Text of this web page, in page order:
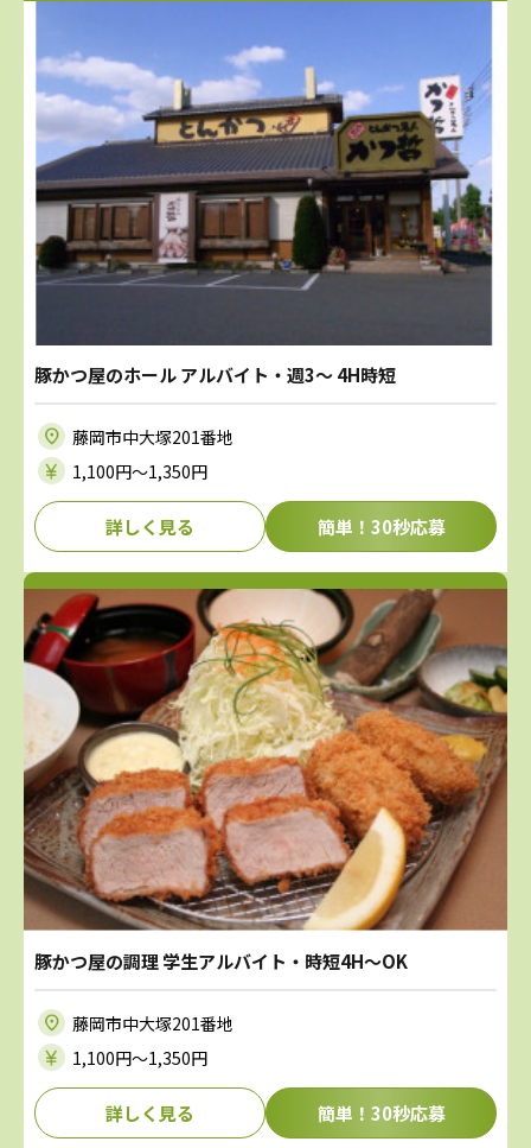
豚かつ屋のホール アルバイト・週3～ 4H時短
藤岡市中大塚201番地
1,100円〜1,350円
詳しく見る 簡単！30秒応募
豚かつ屋の調理 学生アルバイト・時短4H～OK
藤岡市中大塚201番地
1,100円〜1,350円
詳しく見る 簡単！30秒応募